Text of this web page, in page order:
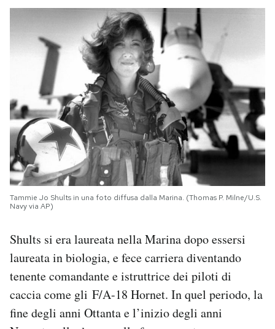
Tammie Jo Shults in una foto diffusa dalla Marina. (Thomas P. Milne/U.S.
Navy via AP)
Shults si era laureata nella Marina dopo essersi
laureata in biologia, e fece carriera diventando
tenente comandante e istruttrice dei piloti di
caccia come gli F/A-18 Hornet. In quel periodo, la
fine degli anni Ottanta e l’inizio degli anni